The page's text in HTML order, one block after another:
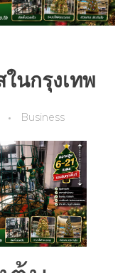
นกรุงเทพ
Business